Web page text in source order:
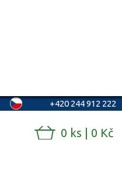
+420 244 912 222
0 ks | 0 Kč